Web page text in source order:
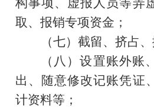
取、报销专项资金；
（七）截留、挤占
（八）设置账外账
出、随意修改记账凭证
计资料等；